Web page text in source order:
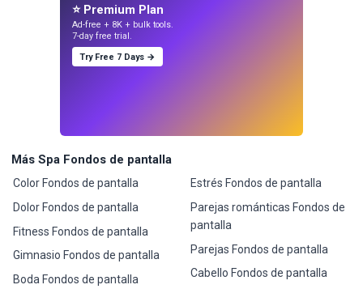
⭐ Premium Plan
Ad-free + 8K + bulk tools.
7-day free trial.
Try Free 7 Days →
Más Spa Fondos de pantalla
Color Fondos de pantalla
Dolor Fondos de pantalla
Fitness Fondos de pantalla
Gimnasio Fondos de pantalla
Boda Fondos de pantalla
Estrés Fondos de pantalla
Parejas románticas Fondos de
pantalla
Parejas Fondos de pantalla
Cabello Fondos de pantalla